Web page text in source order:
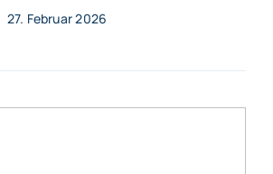
27. Februar 2026